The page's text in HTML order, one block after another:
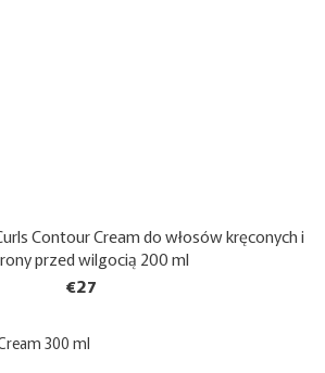
Contour Cream do włosów kręconych i
przed wilgocią 200 ml
€27